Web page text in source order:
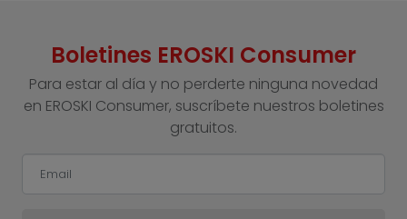
Boletines EROSKI Consumer
Para estar al día y no perderte ninguna novedad
en EROSKI Consumer, suscríbete nuestros boletines
gratuitos.